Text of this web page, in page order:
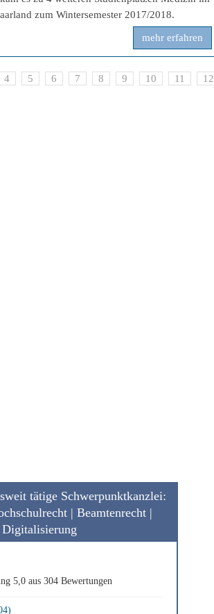
zum Wintersemester 2017/2018.
mehr erfahren
4 5 6 7 8 9 10 11 12
tätige Schwerpunktkanzlei:
| Beamtenrecht |
Digitalisierung
5,0 aus 304 Bewertungen